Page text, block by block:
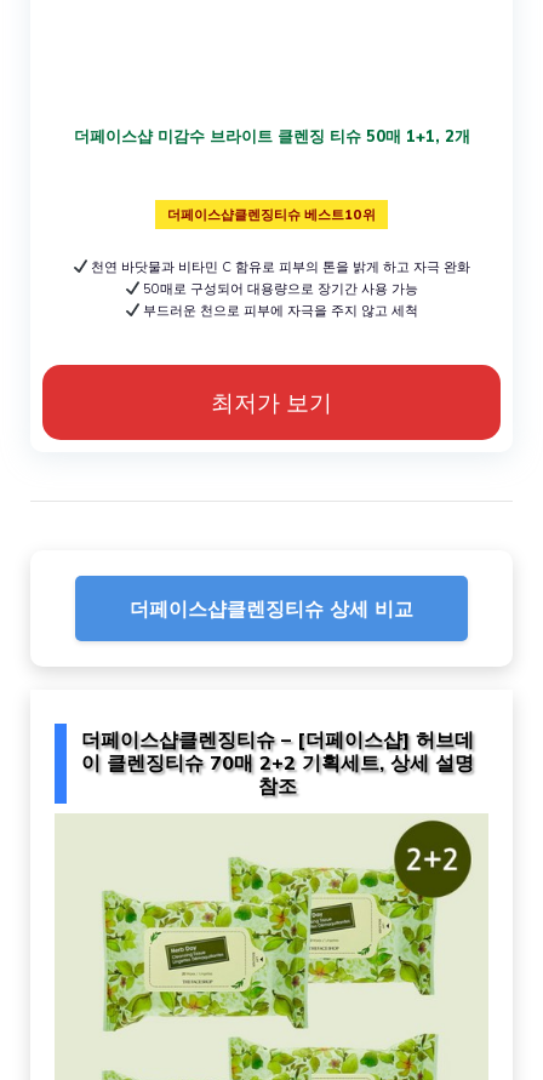
더페이스샵 미감수 브라이트 클렌징 티슈 50매 1+1, 2개
더페이스샵클렌징티슈 베스트10위
천연 바닷물과 비타민 C 함유로 피부의 톤을 밝게 하고 자극 완화
50매로 구성되어 대용량으로 장기간 사용 가능
부드러운 천으로 피부에 자극을 주지 않고 세척
최저가 보기
더페이스샵클렌징티슈 상세 비교
더페이스샵클렌징티슈 – [더페이스샵] 허브데
이 클렌징티슈 70매 2+2 기획세트, 상세 설명
참조